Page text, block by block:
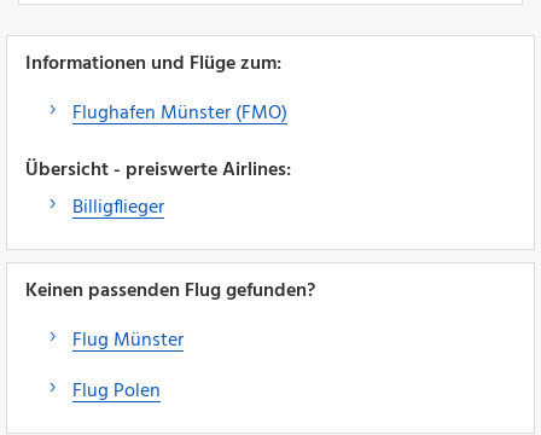
Informationen und Flüge zum:
Flughafen Münster (FMO)
Übersicht - preiswerte Airlines:
Billigflieger
Keinen passenden Flug gefunden?
Flug Münster
Flug Polen